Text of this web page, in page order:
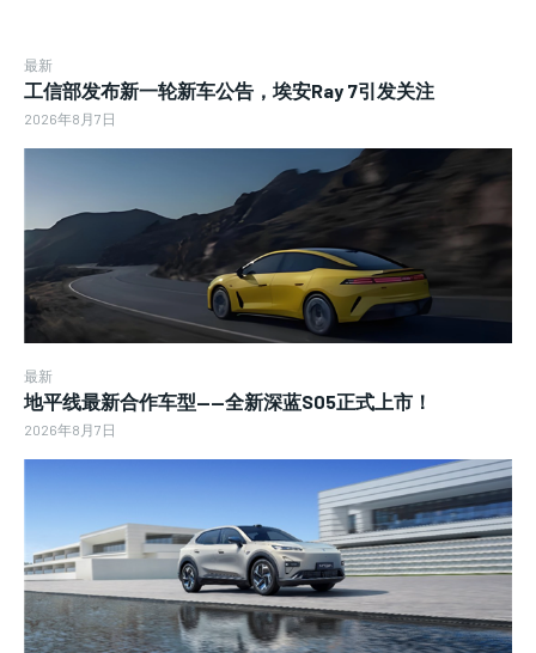
最新
工信部发布新一轮新车公告，埃安Ray 7引发关注
2026年8月7日
最新
地平线最新合作车型——全新深蓝S05正式上市！
2026年8月7日